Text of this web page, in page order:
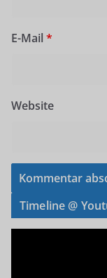
E-Mail *
Website
Timeline @